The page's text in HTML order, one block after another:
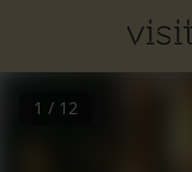
1 / 12